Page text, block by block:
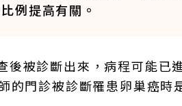
例提高有關。
被診斷出來，病程可能已
的門診被診斷罹患卵巢癌時